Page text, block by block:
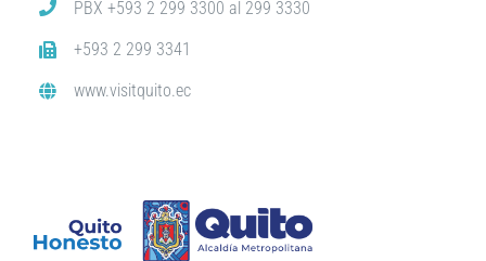
PBX +593 2 299 3300 al 299 3330
+593 2 299 3341
www.visitquito.ec